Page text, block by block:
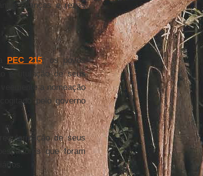
danças e rezas
PEC 215, os povos
e titulação de seus
a nomeação
pelo governo
de seus
que foram